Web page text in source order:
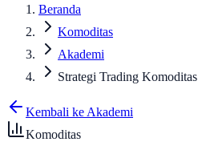
Beranda
Komoditas
Akademi
Strategi Trading Komoditas
Kembali ke Akademi
Komoditas